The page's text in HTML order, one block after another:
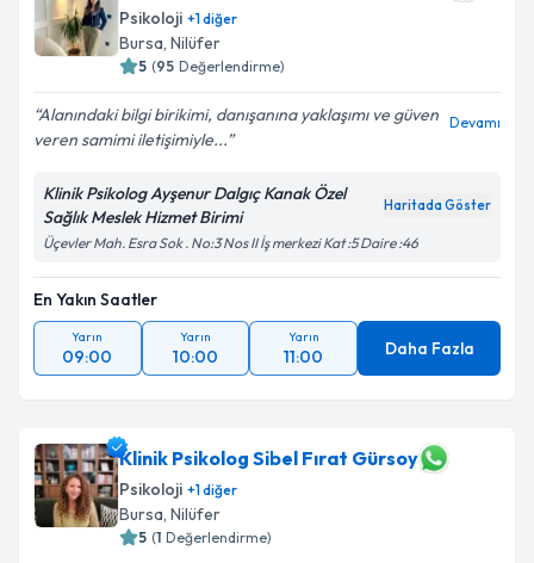
Psikoloji +1diğer
Bursa, Nilüfer
5 (95 Değerlendirme)
Alanındaki bilgi birikimi, danışanına yaklaşımı ve güven
veren samimi iletişimiyle...
Devamı
Klinik Psikolog Ayşenur Dalgıç Kanak Özel
Sağlık Meslek Hizmet Birimi
Haritada Göster
Üçevler Mah. Esra Sok . No:3 Nos II İş merkezi Kat :5 Daire :46
En Yakın Saatler
Yarın
09:00
Yarın
10:00
Yarın
11:00 Daha Fazla
Klinik Psikolog Sibel Fırat Gürsoy
Psikoloji +1diğer
Bursa, Nilüfer
5 (1 Değerlendirme)